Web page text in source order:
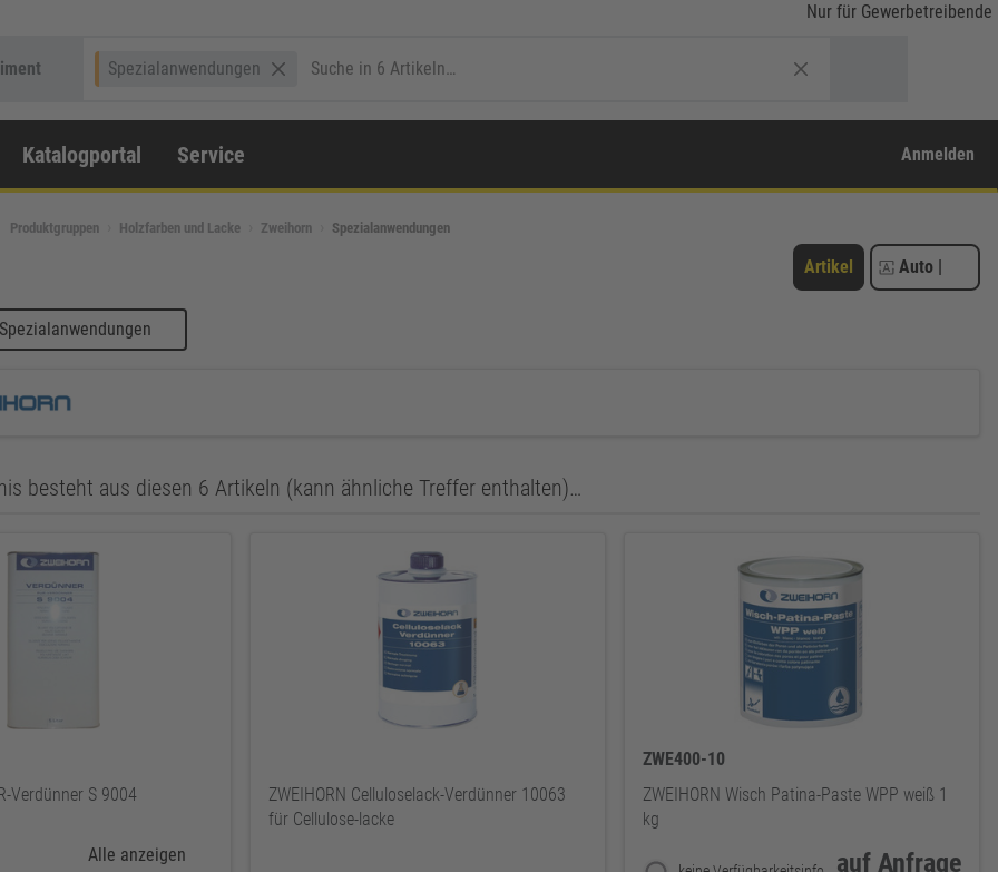
Nur für Gewerbetreibende
Spezialanwendungen
Katalogportal Service Anmelden
Produktgruppen Holzfarben und Lacke Zweihorn Spezialanwendungen
Artikel Auto |
besteht aus diesen 6 Artikeln (kann ähnliche Treffer enthalten)…
Verdünner S 9004
Alle anzeigen
ZWEIHORN Celluloselack-Verdünner 10063
für Cellulose-lacke
ZWE400-10
ZWEIHORN Wisch Patina-Paste WPP weiß 1
kg
auf Anfrage